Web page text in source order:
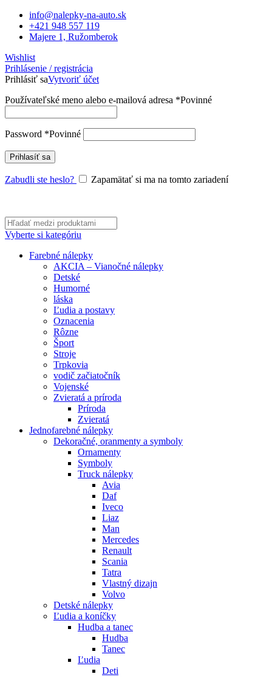
info@nalepky-na-auto.sk
+421 948 557 119
Majere 1, Ružomberok
Wishlist
Prihlásenie / registrácia
Prihlásiť saVytvoriť účet
Používateľské meno alebo e-mailová adresa *Povinné
Password *Povinné
Prihlasíť sa
Zabudli ste heslo? Zapamätať si ma na tomto zariadení
Vyberte si kategóriu
Farebné nálepky
AKCIA – Vianočné nálepky
Detské
Humorné
láska
Ľudia a postavy
Oznacenia
Rôzne
Šport
Stroje
Trpkovia
vodič začiatočník
Vojenské
Zvieratá a príroda
Príroda
Zvieratá
Jednofarebné nálepky
Dekoračné, oranmenty a symboly
Ornamenty
Symboly
Truck nálepky
Avia
Daf
Iveco
Liaz
Man
Mercedes
Renault
Scania
Tatra
Vlastný dizajn
Volvo
Detské nálepky
Ľudia a koníčky
Hudba a tanec
Hudba
Tanec
Ľudia
Deti